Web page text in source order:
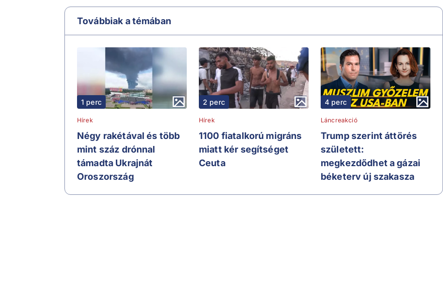
Továbbiak a témában
1 perc
Hírek
Négy rakétával és több
mint száz drónnal
támadta Ukrajnát
Oroszország
2 perc
Hírek
1100 fiatalkorú migráns
miatt kér segítséget
Ceuta
4 perc
Láncreakció
Trump szerint áttörés
született:
megkezdődhet a gázai
béketerv új szakasza